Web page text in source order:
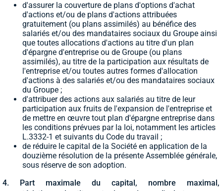
d'assurer la couverture de plans d'options d'achat
d'actions et/ou de plans d'actions attribuées
gratuitement (ou plans assimilés) au bénéfice des
salariés et/ou des mandataires sociaux du Groupe ainsi
que toutes allocations d'actions au titre d'un plan
d'épargne d'entreprise ou de Groupe (ou plans
assimilés), au titre de la participation aux résultats de
l'entreprise et/ou toutes autres formes d'allocation
d'actions à des salariés et/ou des mandataires sociaux
du Groupe ;
d'attribuer des actions aux salariés au titre de leur
participation aux fruits de l'expansion de l'entreprise et
de mettre en œuvre tout plan d'épargne entreprise dans
les conditions prévues par la loi, notamment les articles
L.3332-1 et suivants du Code du travail ;
de réduire le capital de la Société en application de la
douzième résolution de la présente Assemblée générale,
sous réserve de son adoption.
4. Part maximale du capital, nombre maximal,